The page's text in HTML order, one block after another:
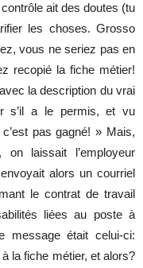
ait des doutes (tu
les choses. Grosso
vous ne seriez pas en
recopié la fiche métier!
la description du vrai
s’il a le permis, et vu
pas gagné! » Mais,
laissait l’employeur
alors un courriel
le contrat de travail
liées au poste à
message était celui-ci:
la fiche métier, et alors?